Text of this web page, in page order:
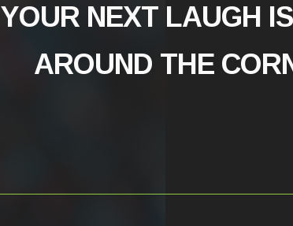
YOUR NEXT LAUGH
AROUND THE